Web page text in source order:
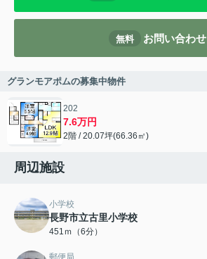
無料 お問い合わせ
グランモアポムの募集中物件
202
7.6万円
2階 / 20.07坪(66.36㎡)
周辺施設
小学校
長野市立古里小学校
451ｍ（6分）